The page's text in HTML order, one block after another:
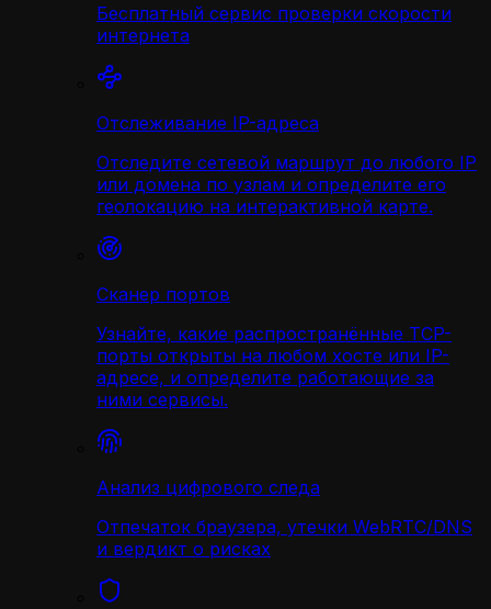
Бесплатный сервис проверки скорости
интернета
Отслеживание IP-адреса
Отследите сетевой маршрут до любого IP
или домена по узлам и определите его
геолокацию на интерактивной карте.
Сканер портов
Узнайте, какие распространённые TCP-
порты открыты на любом хосте или IP-
адресе, и определите работающие за
ними сервисы.
Анализ цифрового следа
Отпечаток браузера, утечки WebRTC/DNS
и вердикт о рисках